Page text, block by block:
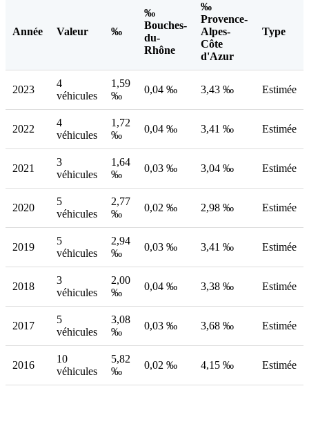
Année Valeur ‰
‰
Bouches-
du-
Rhône
‰
Provence-
Alpes-
Côte
d'Azur
Type
2023
4
véhicules
1,59
‰
0,04 ‰ 3,43 ‰ Estimée
2022
4
véhicules
1,72
‰
0,04 ‰ 3,41 ‰ Estimée
2021
3
véhicules
1,64
‰
0,03 ‰ 3,04 ‰ Estimée
2020
5
véhicules
2,77
‰
0,02 ‰ 2,98 ‰ Estimée
2019
5
véhicules
2,94
‰
0,03 ‰ 3,41 ‰ Estimée
2018
3
véhicules
2,00
‰
0,04 ‰ 3,38 ‰ Estimée
2017
5
véhicules
3,08
‰
0,03 ‰ 3,68 ‰ Estimée
2016
10
véhicules
5,82
‰
0,02 ‰ 4,15 ‰ Estimée